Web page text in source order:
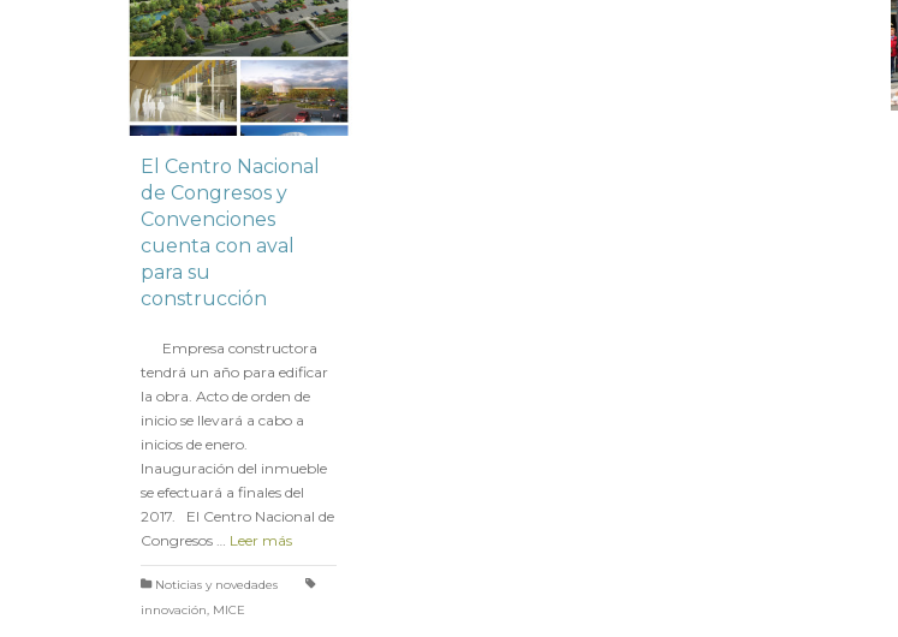
El Centro Nacional
de Congresos y
Convenciones
cuenta con aval
para su
construcción
Empresa constructora
tendrá un año para edificar
la obra. Acto de orden de
inicio se llevará a cabo a
inicios de enero.
Inauguración del inmueble
se efectuará a finales del
2017. El Centro Nacional de
Congresos … Leer más
Noticias y novedades
innovación, MICE